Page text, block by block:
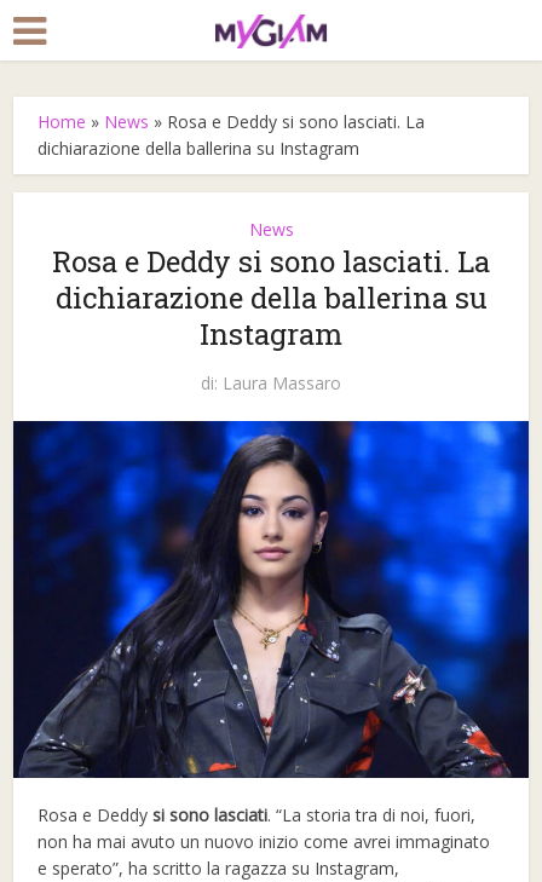
Home » News » Rosa e Deddy si sono lasciati. La
dichiarazione della ballerina su Instagram
News
Rosa e Deddy si sono lasciati. La
dichiarazione della ballerina su
Instagram
di: Laura Massaro
Rosa e Deddysi sono lasciati. “La storia tra di noi, fuori,
non ha mai avuto un nuovo inizio come avrei immaginato
e sperato”, ha scritto la ragazza su Instagram,